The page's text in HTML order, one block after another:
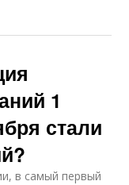
1
стали
в самый первый